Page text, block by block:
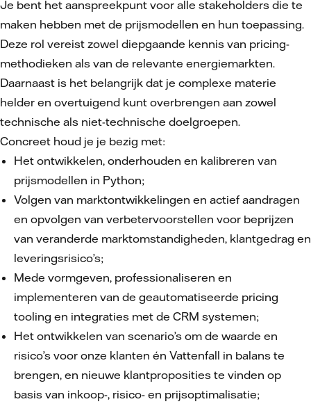
Je bent het aanspreekpunt voor alle stakeholders die te
maken hebben met de prijsmodellen en hun toepassing.
Deze rol vereist zowel diepgaande kennis van pricing-
methodieken als van de relevante energiemarkten.
Daarnaast is het belangrijk dat je complexe materie
helder en overtuigend kunt overbrengen aan zowel
technische als niet-technische doelgroepen.
Concreet houd je je bezig met:
Het ontwikkelen, onderhouden en kalibreren van
prijsmodellen in Python;
Volgen van marktontwikkelingen en actief aandragen
en opvolgen van verbetervoorstellen voor beprijzen
van veranderde marktomstandigheden, klantgedrag en
leveringsrisico’s;
Mede vormgeven, professionaliseren en
implementeren van de geautomatiseerde pricing
tooling en integraties met de CRM systemen;
Het ontwikkelen van scenario’s om de waarde en
risico’s voor onze klanten én Vattenfall in balans te
brengen, en nieuwe klantproposities te vinden op
basis van inkoop-, risico- en prijsoptimalisatie;